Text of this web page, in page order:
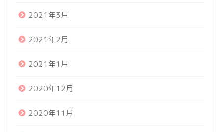
2021年3月
2021年2月
2021年1月
2020年12月
2020年11月